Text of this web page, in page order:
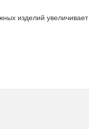
изделий увеличивает